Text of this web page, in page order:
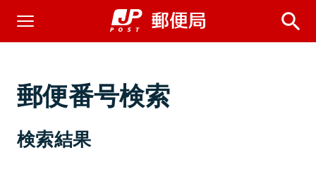
郵便番号検索
検索結果